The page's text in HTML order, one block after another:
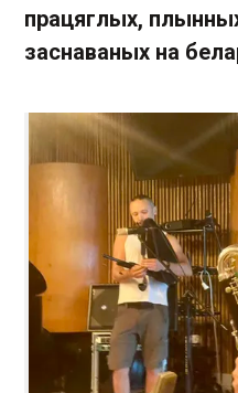
працяглых,
заснаваных на